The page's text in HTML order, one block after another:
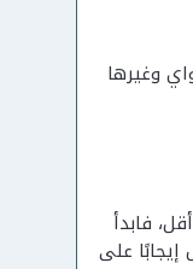
وغيرها
فابدأ
على